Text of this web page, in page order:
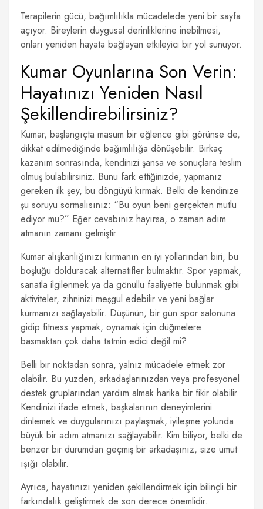
Terapilerin gücü, bağımlılıkla mücadelede yeni bir sayfa
açıyor. Bireylerin duygusal derinliklerine inebilmesi,
onları yeniden hayata bağlayan etkileyici bir yol sunuyor.
Kumar Oyunlarına Son Verin:
Hayatınızı Yeniden Nasıl
Şekillendirebilirsiniz?
Kumar, başlangıçta masum bir eğlence gibi görünse de,
dikkat edilmediğinde bağımlılığa dönüşebilir. Birkaç
kazanım sonrasında, kendinizi şansa ve sonuçlara teslim
olmuş bulabilirsiniz. Bunu fark ettiğinizde, yapmanız
gereken ilk şey, bu döngüyü kırmak. Belki de kendinize
şu soruyu sormalısınız: “Bu oyun beni gerçekten mutlu
ediyor mu?” Eğer cevabınız hayırsa, o zaman adım
atmanın zamanı gelmiştir.
Kumar alışkanlığınızı kırmanın en iyi yollarından biri, bu
boşluğu dolduracak alternatifler bulmaktır. Spor yapmak,
sanatla ilgilenmek ya da gönüllü faaliyette bulunmak gibi
aktiviteler, zihninizi meşgul edebilir ve yeni bağlar
kurmanızı sağlayabilir. Düşünün, bir gün spor salonuna
gidip fitness yapmak, oynamak için düğmelere
basmaktan çok daha tatmin edici değil mi?
Belli bir noktadan sonra, yalnız mücadele etmek zor
olabilir. Bu yüzden, arkadaşlarınızdan veya profesyonel
destek gruplarından yardım almak harika bir fikir olabilir.
Kendinizi ifade etmek, başkalarının deneyimlerini
dinlemek ve duygularınızı paylaşmak, iyileşme yolunda
büyük bir adım atmanızı sağlayabilir. Kim biliyor, belki de
benzer bir durumdan geçmiş bir arkadaşınız, size umut
ışığı olabilir.
Ayrıca, hayatınızı yeniden şekillendirmek için bilinçli bir
farkındalık geliştirmek de son derece önemlidir.